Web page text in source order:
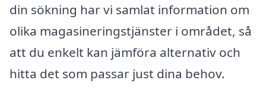
din sökning har vi samlat information om
olika magasineringstjänster i området, så
att du enkelt kan jämföra alternativ och
hitta det som passar just dina behov.